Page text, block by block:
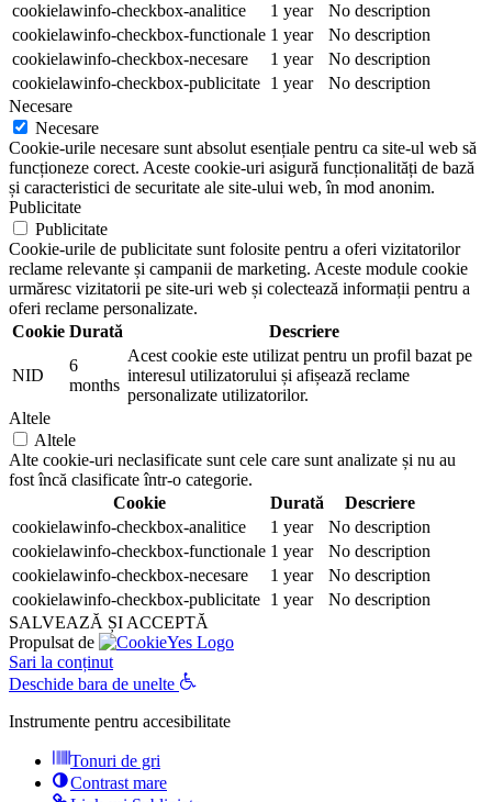
cookielawinfo-checkbox-analitice
1 year
No description
cookielawinfo-checkbox-functionale 1 year
No description
cookielawinfo-checkbox-necesare
1 year
No description
cookielawinfo-checkbox-publicitate 1 year
No description
Necesare
Necesare
Cookie-urile necesare sunt absolut esențiale pentru ca site-ul web să
funcționeze corect. Aceste cookie-uri asigură funcționalități de bază
și caracteristici de securitate ale site-ului web, în mod anonim.
Publicitate
Publicitate
Cookie-urile de publicitate sunt folosite pentru a oferi vizitatorilor
reclame relevante și campanii de marketing. Aceste module cookie
urmăresc vizitatorii pe site-uri web și colectează informații pentru a
oferi reclame personalizate.
Cookie Durată Descriere
NID
6
months
Acest cookie este utilizat pentru un profil bazat pe
interesul utilizatorului și afișează reclame
personalizate utilizatorilor.
Altele
Altele
Alte cookie-uri neclasificate sunt cele care sunt analizate și nu au
fost încă clasificate într-o categorie.
Cookie
Durată
Descriere
cookielawinfo-checkbox-analitice
1 year
No description
cookielawinfo-checkbox-functionale 1 year
No description
cookielawinfo-checkbox-necesare
1 year
No description
cookielawinfo-checkbox-publicitate 1 year
No description
SALVEAZĂ ȘI ACCEPTĂ
Propulsat de
Sari la conținut
Deschide bara de unelte
Instrumente pentru accesibilitate
Tonuri de gri
Contrast mare